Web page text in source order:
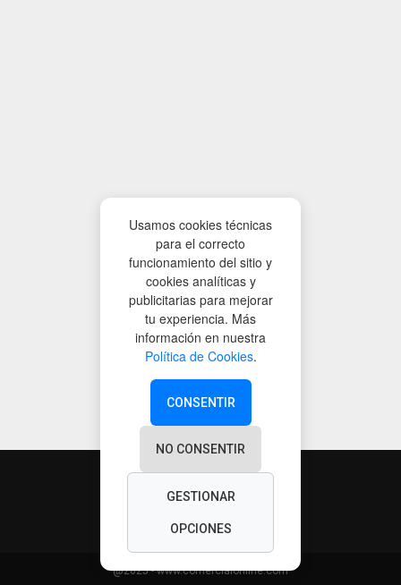
@2025 - www.comercialonline.com
Usamos cookies técnicas
para el correcto
funcionamiento del sitio y
cookies analíticas y
publicitarias para mejorar
tu experiencia. Más
información en nuestra
Política de Cookies.
CONSENTIR
NO CONSENTIR
GESTIONAR
OPCIONES